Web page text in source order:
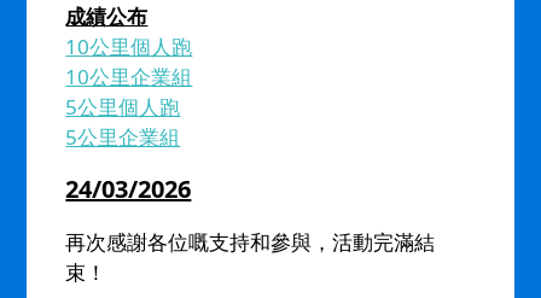
成績公布
10公里個人跑
10公里企業組
5公里個人跑
5公里企業組
24/03/2026
再次感謝各位嘅支持和參與，活動完滿結
束！